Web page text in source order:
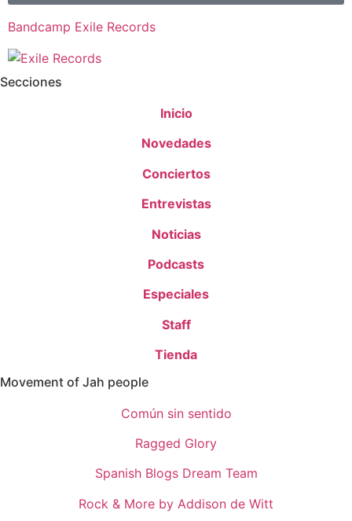
Bandcamp Exile Records
Secciones
Inicio
Novedades
Conciertos
Entrevistas
Noticias
Podcasts
Especiales
Staff
Tienda
Movement of Jah people
Común sin sentido
Ragged Glory
Spanish Blogs Dream Team
Rock & More by Addison de Witt